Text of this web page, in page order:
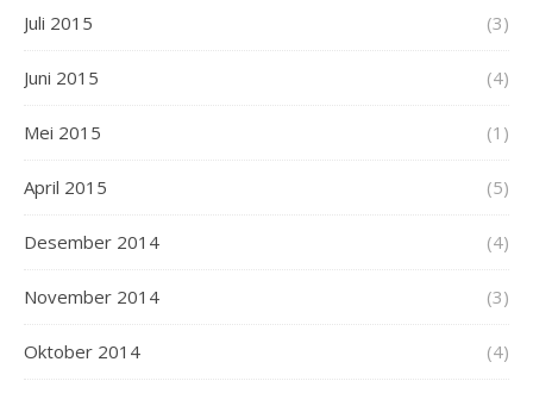
Juli 2015 (3)
Juni 2015 (4)
Mei 2015 (1)
April 2015 (5)
Desember 2014 (4)
November 2014 (3)
Oktober 2014 (4)